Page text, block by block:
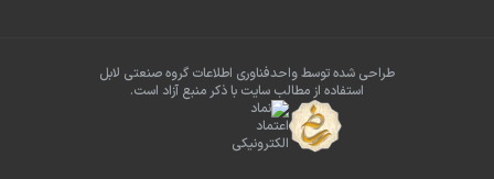
طراحی شده توسط واحدفناوری اطلاعات گروه صنعتی لابل
استفاده از مطالب سایت با ذکر منبع آزاد است.